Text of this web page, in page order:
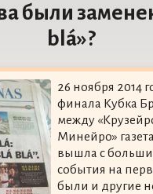
были
blá»?
26 ноября 2014
финала Кубка
между
Минейро»
вышла с
события на
были и другие